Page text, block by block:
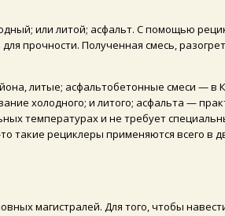
или литой; асфальт. С помощью
прочности. Полученная смесь,
литые; асфальтобетонные смеси — в
холодного; и литого; асфальта —
температурах и не требует
рециклеры применяются всего в
магистралей. Для того, чтобы